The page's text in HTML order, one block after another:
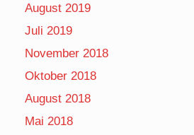
August 2019
Juli 2019
November 2018
Oktober 2018
August 2018
Mai 2018